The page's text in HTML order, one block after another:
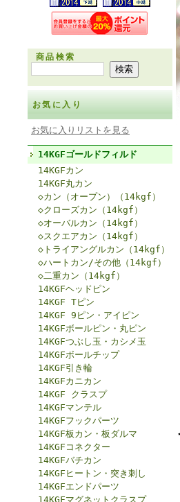
商品検索
お気に入り
お気に入りリストを見る
14KGFゴールドフィルド
14KGFカン
14KGF丸カン
◇カン（オープン）（14kgf）
◇クローズカン（14kgf）
◇オーバルカン（14kgf）
◇スクエアカン（14kgf）
◇トライアングルカン（14kgf）
◇ハートカン/その他（14kgf）
◇二重カン（14kgf）
14KGFヘッドピン
14KGF Tピン
14KGF 9ピン・アイピン
14KGFボールピン・丸ピン
14KGFつぶし玉・カシメ玉
14KGFボールチップ
14KGF引き輪
14KGFカニカン
14KGF クラスプ
14KGFマンテル
14KGFフックパーツ
14KGF板カン・板ダルマ
14KGFコネクター
14KGFバチカン
14KGFヒートン・突き刺し
14KGFエンドパーツ
14KGFマグネットクラスプ